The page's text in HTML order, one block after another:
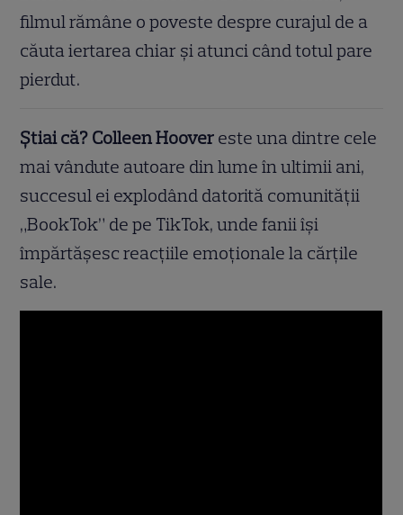
filmul rămâne o poveste despre curajul de a
căuta iertarea chiar și atunci când totul pare
pierdut.
Știai că? Colleen Hoover este una dintre cele
mai vândute autoare din lume în ultimii ani,
succesul ei explodând datorită comunității
„BookTok” de pe TikTok, unde fanii își
împărtășesc reacțiile emoționale la cărțile
sale.